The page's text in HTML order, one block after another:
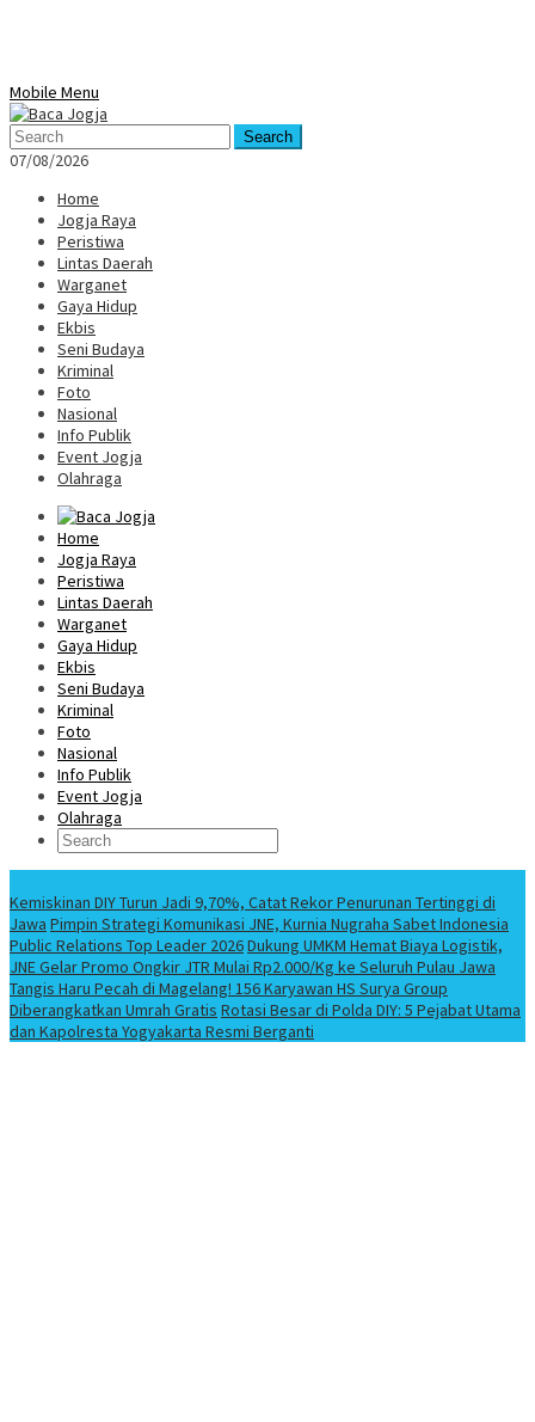
Mobile Menu
Search
07/08/2026
Home
Jogja Raya
Peristiwa
Lintas Daerah
Warganet
Gaya Hidup
Ekbis
Seni Budaya
Kriminal
Foto
Nasional
Info Publik
Event Jogja
Olahraga
Home
Jogja Raya
Peristiwa
Lintas Daerah
Warganet
Gaya Hidup
Ekbis
Seni Budaya
Kriminal
Foto
Nasional
Info Publik
Event Jogja
Olahraga
Kemiskinan DIY Turun Jadi 9,70%, Catat Rekor Penurunan Tertinggi di
Jawa Pimpin Strategi Komunikasi JNE, Kurnia Nugraha Sabet Indonesia
Public Relations Top Leader 2026Dukung UMKM Hemat Biaya Logistik,
JNE Gelar Promo Ongkir JTR Mulai Rp2.000/Kg ke Seluruh Pulau Jawa
Tangis Haru Pecah di Magelang! 156 Karyawan HS Surya Group
Diberangkatkan Umrah Gratis Rotasi Besar di Polda DIY: 5 Pejabat Utama
dan Kapolresta Yogyakarta Resmi Berganti